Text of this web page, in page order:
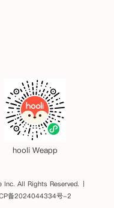
公寓将您从租赁协议中解除
应付租金并入住，您多付的
天内退还给您。
能需要对公寓因此遭受的任
扣除。请注意，所有租约均
hooli Weapp
All Rights Reserved.
备2024044334号-2